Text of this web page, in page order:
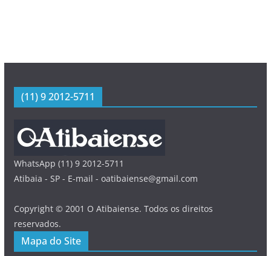
(11) 9 2012-5711
WhatsApp (11) 9 2012-5711
Atibaia - SP - E-mail - oatibaiense@gmail.com
Copyright © 2001 O Atibaiense. Todos os direitos
reservados.
Mapa do Site